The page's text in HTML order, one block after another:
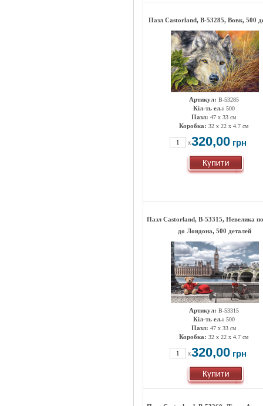
Пазл Castorland, B-53285, Вовк, 500
Артикул: B-53285
Кіл-ть ел.: 500
Пазл: 47 х 33 см
Коробка: 32 x 22 x 4.7 см
x320,00 грн
Пазл Castorland, B-53315, Невелика
до Лондона, 500 деталей
Артикул: B-53315
Кіл-ть ел.: 500
Пазл: 47 х 33 см
Коробка: 32 x 22 x 4.7 см
x320,00 грн